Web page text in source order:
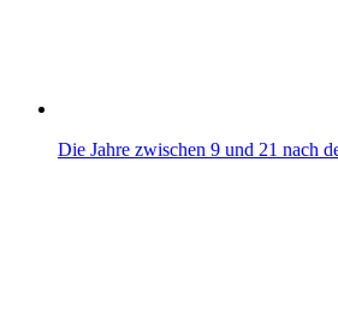
Die Jahre zwischen 9 und 21 nach